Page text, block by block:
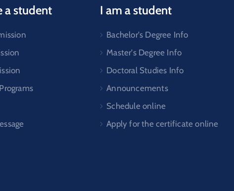
a student I am a student
Bachelor's Degree Info
Master's Degree Info
Doctoral Studies Info
Announcements
Schedule online
Apply for the certificate online